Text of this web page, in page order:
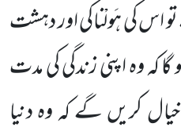
اس کی ہَولْناکی اور دہشت
کہ وہ اپنی زندگی کی مدت
کریں گے کہ وہ دنیا